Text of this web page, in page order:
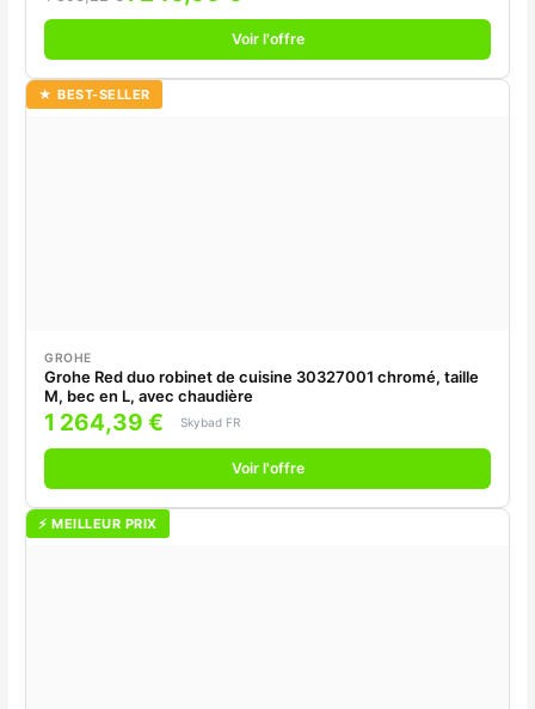
Voir l'offre
★ BEST-SELLER
GROHE
Grohe Red duo robinet de cuisine 30327001 chromé, taille
M, bec en L, avec chaudière
1 264,39 € Skybad FR
Voir l'offre
⚡ MEILLEUR PRIX